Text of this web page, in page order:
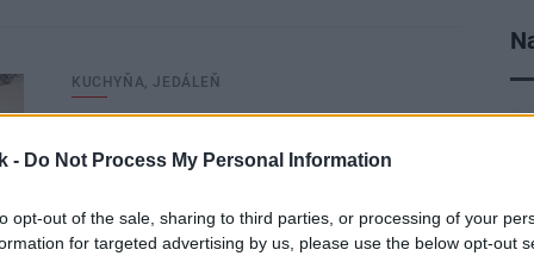
- Do Not Process My Personal Information
opt-out of the sale, sharing to third parties, or processing of your
for targeted advertising by us, please use the below opt-out
KUCHYŇA, JEDÁLEŇ
Ako dosiahnuť štýlovú
kuchyňu bez veľkých
zmien?